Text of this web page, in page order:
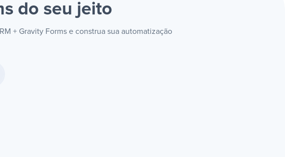
do seu jeito
+ Gravity Forms e construa sua automatização